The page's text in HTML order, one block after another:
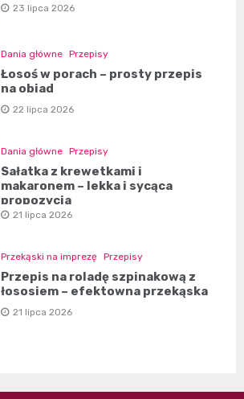
23 lipca 2026
Dania główne Przepisy
Łosoś w porach – prosty przepis
na obiad
22 lipca 2026
Dania główne Przepisy
Sałatka z krewetkami i
makaronem – lekka i sycąca
propozycja
21 lipca 2026
Przekąski na imprezę Przepisy
Przepis na roladę szpinakową z
łososiem – efektowna przekąska
21 lipca 2026